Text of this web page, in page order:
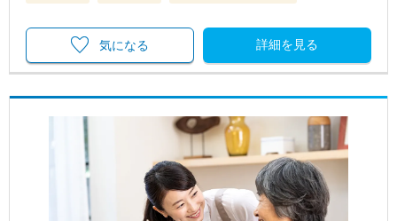
詳細を見る
気になる